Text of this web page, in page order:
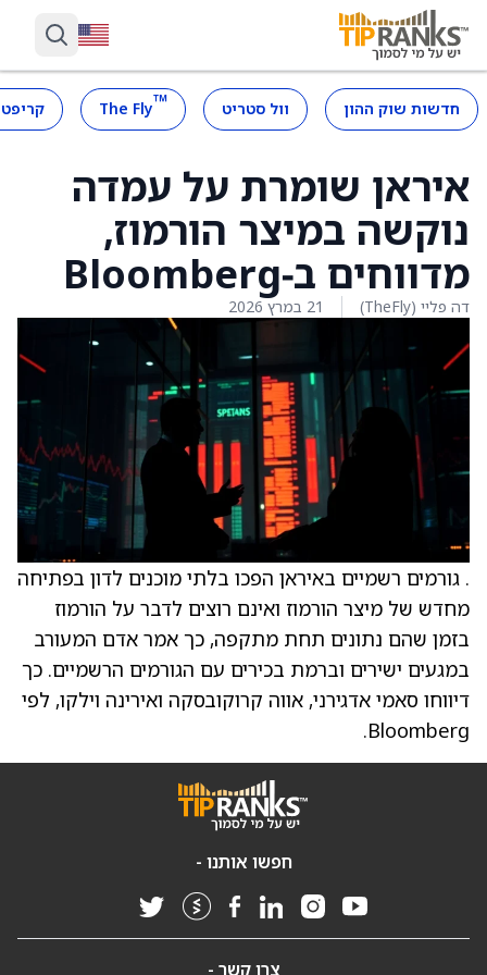
חדשות שוק ההון וול סטריט ™
The Fly
איראן שומרת על עמדה
נוקשה במיצר הורמוז,
מדווחים ב‑Bloomberg
דה פליי (TheFly) 21 במרץ 2026
. גורמים רשמיים באיראן הפכו בלתי מוכנים לדון בפתיחה
מחדש של מיצר הורמוז ואינם רוצים לדבר על הורמוז
בזמן שהם נתונים תחת מתקפה, כך אמר אדם המעורב
במגעים ישירים וברמת בכירים עם הגורמים הרשמיים. כך
דיווחו סאמי אדגירני, אווה קרוקובסקה ואירינה וילקו, לפי
Bloomberg.
חפשו אותנו -
צרו קשר -